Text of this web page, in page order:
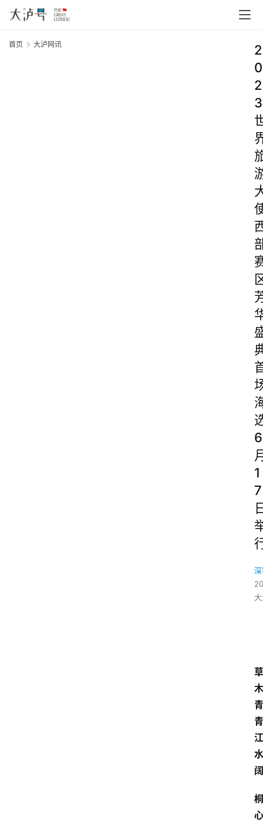
首页 大泸网讯
2
0
2
3
6
1
7
草
木
青
青
江
水
阔
桐
心